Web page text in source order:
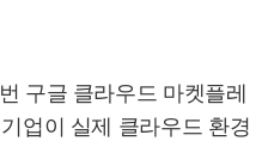
구글 클라우드 마켓플레
업이 실제 클라우드 환경